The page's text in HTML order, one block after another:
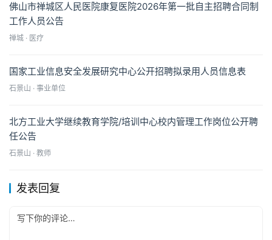
佛山市禅城区人民医院康复医院2026年第一批自主招聘合同制
工作人员公告
禅城 · 医疗
国家工业信息安全发展研究中心公开招聘拟录用人员信息表
石景山 · 事业单位
北方工业大学继续教育学院/培训中心校内管理工作岗位公开聘
任公告
石景山 · 教师
发表回复